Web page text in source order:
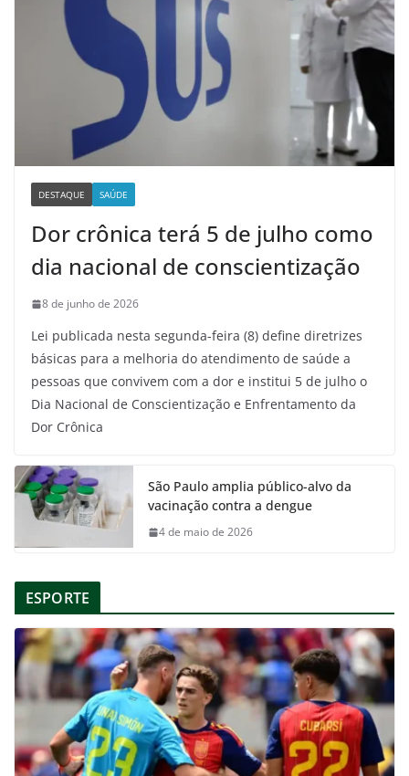
DESTAQUE SAÚDE
Dor crônica terá 5 de julho como
dia nacional de conscientização
8 de junho de 2026
Lei publicada nesta segunda-feira (8) define diretrizes
básicas para a melhoria do atendimento de saúde a
pessoas que convivem com a dor e institui 5 de julho o
Dia Nacional de Conscientização e Enfrentamento da
Dor Crônica
São Paulo amplia público-alvo da
vacinação contra a dengue
4 de maio de 2026
ESPORTE